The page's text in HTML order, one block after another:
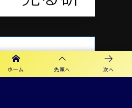
ホーム 先頭へ 次へ